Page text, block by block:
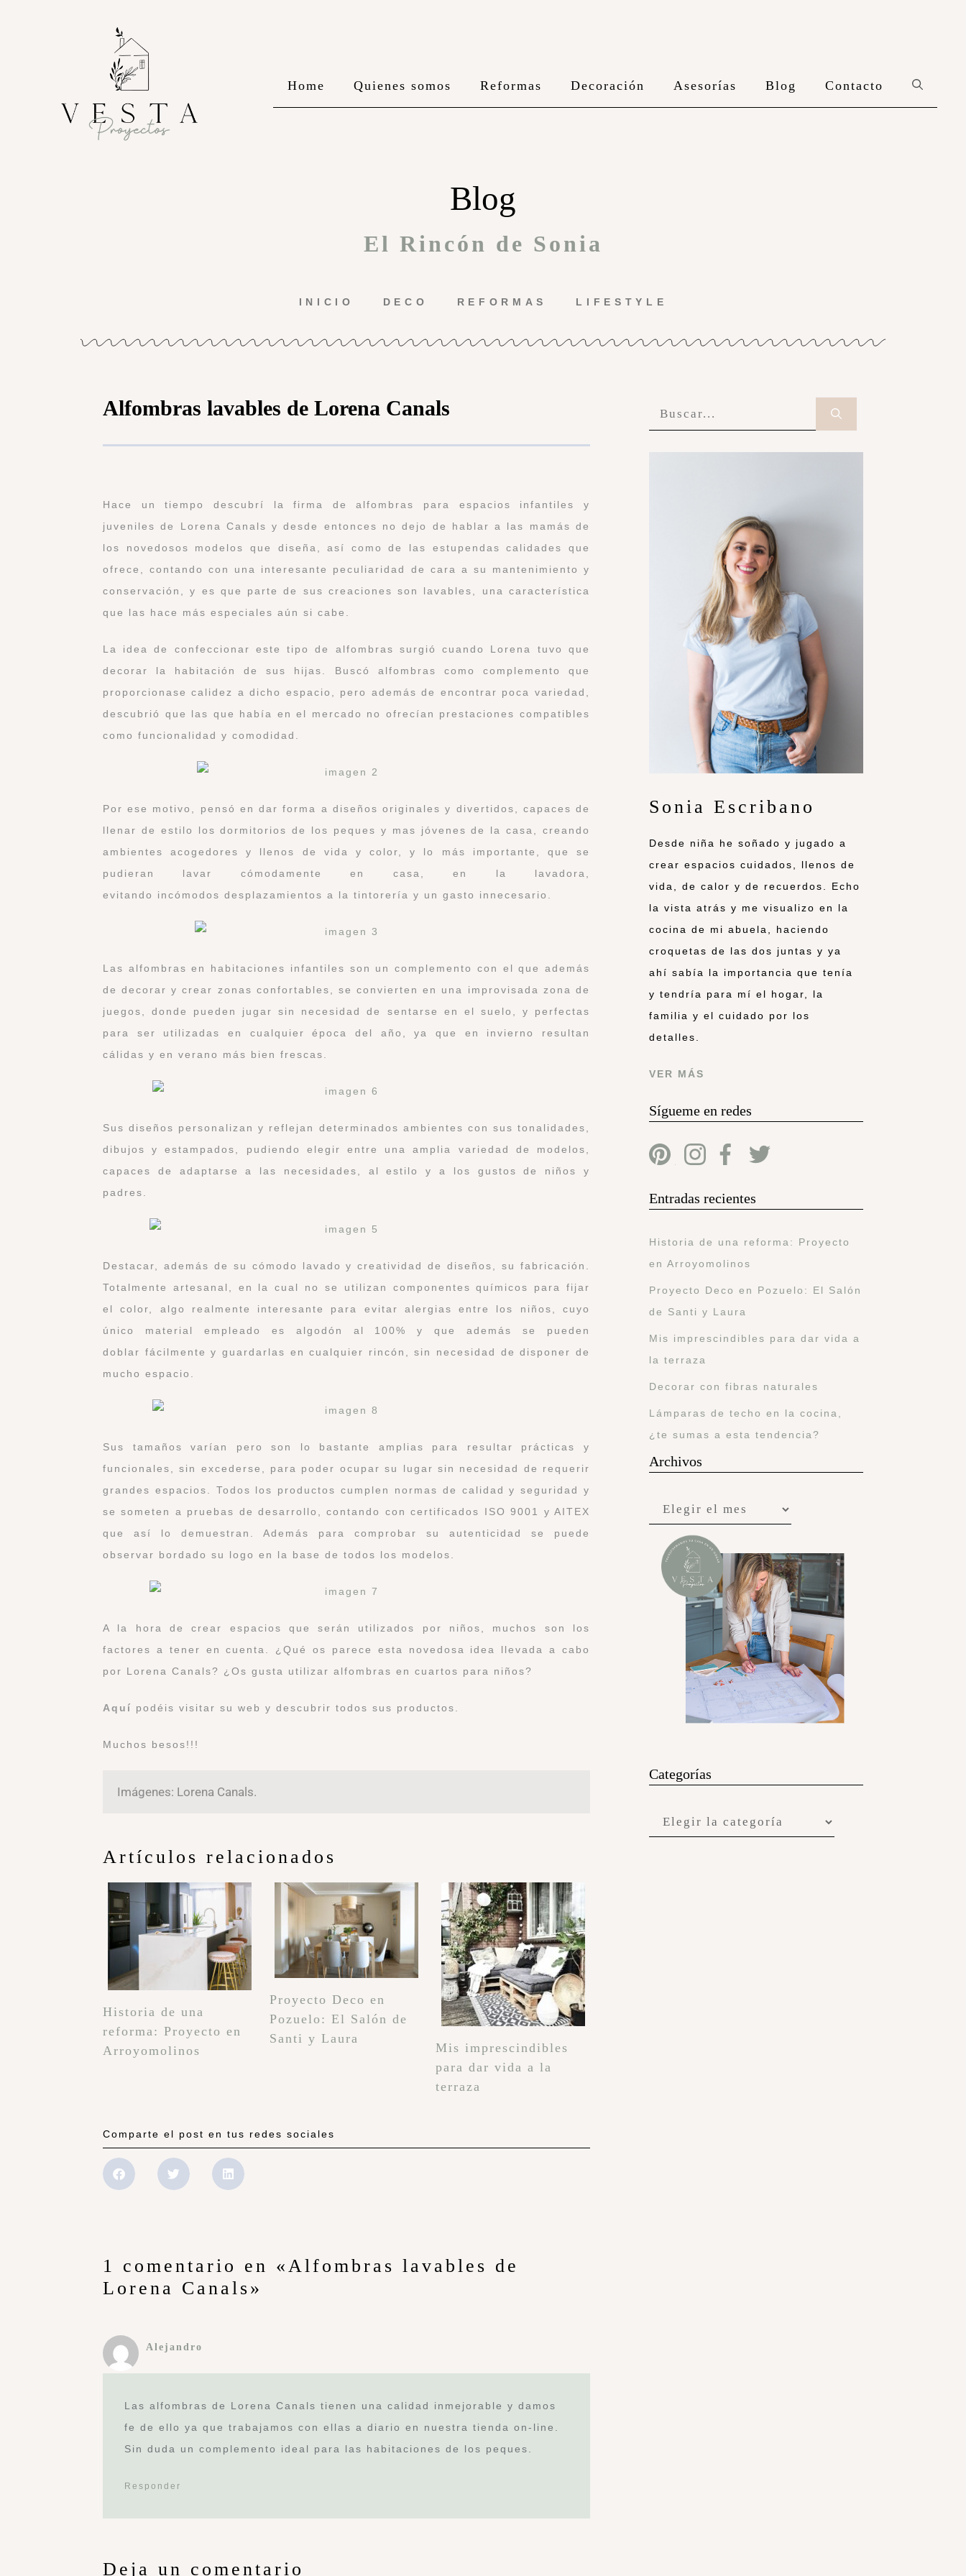
Home Quienes somos Reformas Decoración Asesorías Blog Contacto
Blog
El Rincón de Sonia
INICIO DECO REFORMAS LIFESTYLE
Alfombras lavables de Lorena Canals
Hace un tiempo descubrí la firma de alfombras para espacios infantiles y
juveniles de Lorena Canals y desde entonces no dejo de hablar a las mamás de
los novedosos modelos que diseña, así como de las estupendas calidades que
ofrece, contando con una interesante peculiaridad de cara a su mantenimiento y
conservación, y es que parte de sus creaciones son lavables, una característica
que las hace más especiales aún si cabe.
La idea de confeccionar este tipo de alfombras surgió cuando Lorena tuvo que
decorar la habitación de sus hijas. Buscó alfombras como complemento que
proporcionase calidez a dicho espacio, pero además de encontrar poca variedad,
descubrió que las que había en el mercado no ofrecían prestaciones compatibles
como funcionalidad y comodidad.
Por ese motivo, pensó en dar forma a diseños originales y divertidos, capaces de
llenar de estilo los dormitorios de los peques y mas jóvenes de la casa, creando
ambientes acogedores y llenos de vida y color, y lo más importante, que se
pudieran lavar cómodamente en casa, en la lavadora,
evitando incómodos desplazamientos a la tintorería y un gasto innecesario.
Las alfombras en habitaciones infantiles son un complemento con el que además
de decorar y crear zonas confortables, se convierten en una improvisada zona de
juegos, donde pueden jugar sin necesidad de sentarse en el suelo, y perfectas
para ser utilizadas en cualquier época del año, ya que en invierno resultan
cálidas y en verano más bien frescas.
Sus diseños personalizan y reflejan determinados ambientes con sus tonalidades,
dibujos y estampados, pudiendo elegir entre una amplia variedad de modelos,
capaces de adaptarse a las necesidades, al estilo y a los gustos de niños y
padres.
Destacar, además de su cómodo lavado y creatividad de diseños, su fabricación.
Totalmente artesanal, en la cual no se utilizan componentes químicos para fijar
el color, algo realmente interesante para evitar alergias entre los niños, cuyo
único material empleado es algodón al 100% y que además se pueden
doblar fácilmente y guardarlas en cualquier rincón, sin necesidad de disponer de
mucho espacio.
Sus tamaños varían pero son lo bastante amplias para resultar prácticas y
funcionales, sin excederse, para poder ocupar su lugar sin necesidad de requerir
grandes espacios. Todos los productos cumplen normas de calidad y seguridad y
se someten a pruebas de desarrollo, contando con certificados ISO 9001 y AITEX
que así lo demuestran. Además para comprobar su autenticidad se puede
observar bordado su logo en la base de todos los modelos.
A la hora de crear espacios que serán utilizados por niños, muchos son los
factores a tener en cuenta. ¿Qué os parece esta novedosa idea llevada a cabo
por Lorena Canals? ¿Os gusta utilizar alfombras en cuartos para niños?
Aquí podéis visitar su web y descubrir todos sus productos.
Muchos besos!!!
Imágenes: Lorena Canals.
Artículos relacionados
Historia de una
reforma: Proyecto en
Arroyomolinos
Proyecto Deco en
Pozuelo: El Salón de
Santi y Laura
Mis imprescindibles
para dar vida a la
terraza
Comparte el post en tus redes sociales
1 comentario en «Alfombras lavables de
Lorena Canals»
Alejandro
Las alfombras de Lorena Canals tienen una calidad inmejorable y damos
fe de ello ya que trabajamos con ellas a diario en nuestra tienda on-line.
Sin duda un complemento ideal para las habitaciones de los peques.
Responder
Deja un comentario
Sonia Escribano
Desde niña he soñado y jugado a
crear espacios cuidados, llenos de
vida, de calor y de recuerdos. Echo
la vista atrás y me visualizo en la
cocina de mi abuela, haciendo
croquetas de las dos juntas y ya
ahí sabía la importancia que tenía
y tendría para mí el hogar, la
familia y el cuidado por los
detalles.
VER MÁS
Sígueme en redes
Entradas recientes
Historia de una reforma: Proyecto
en Arroyomolinos
Proyecto Deco en Pozuelo: El Salón
de Santi y Laura
Mis imprescindibles para dar vida a
la terraza
Decorar con fibras naturales
Lámparas de techo en la cocina,
¿te sumas a esta tendencia?
Archivos
Categorías